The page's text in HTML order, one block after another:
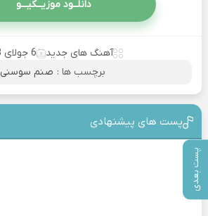
پست بعدی
دانلــود موزیــکیـــو
آهنگ های جدید
6 جولای 2023
برچسب ها : صنم سوسنی
پست های پیشنهادی